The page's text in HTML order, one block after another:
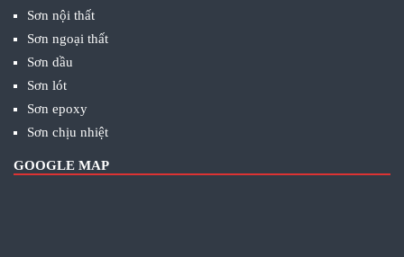
Sơn nội thất
Sơn ngoại thất
Sơn dầu
Sơn lót
Sơn epoxy
Sơn chịu nhiệt
GOOGLE MAP